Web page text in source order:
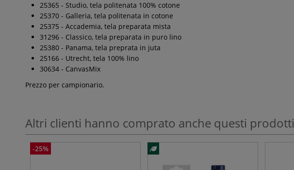
25365 - Studio, tela politenata 100% cotone
25370 - Galleria, tela politenata in cotone
25375 - Accademia, tela preparata mista
31296 - Classico, tela preparata in puro lino
25380 - Panama, tela preprata in juta
25166 - Utrecht, tela 100% lino
30634 - CanvasMix
Prezzo per campionario.
Altri clienti hanno comprato anche questi prodotti
-25%